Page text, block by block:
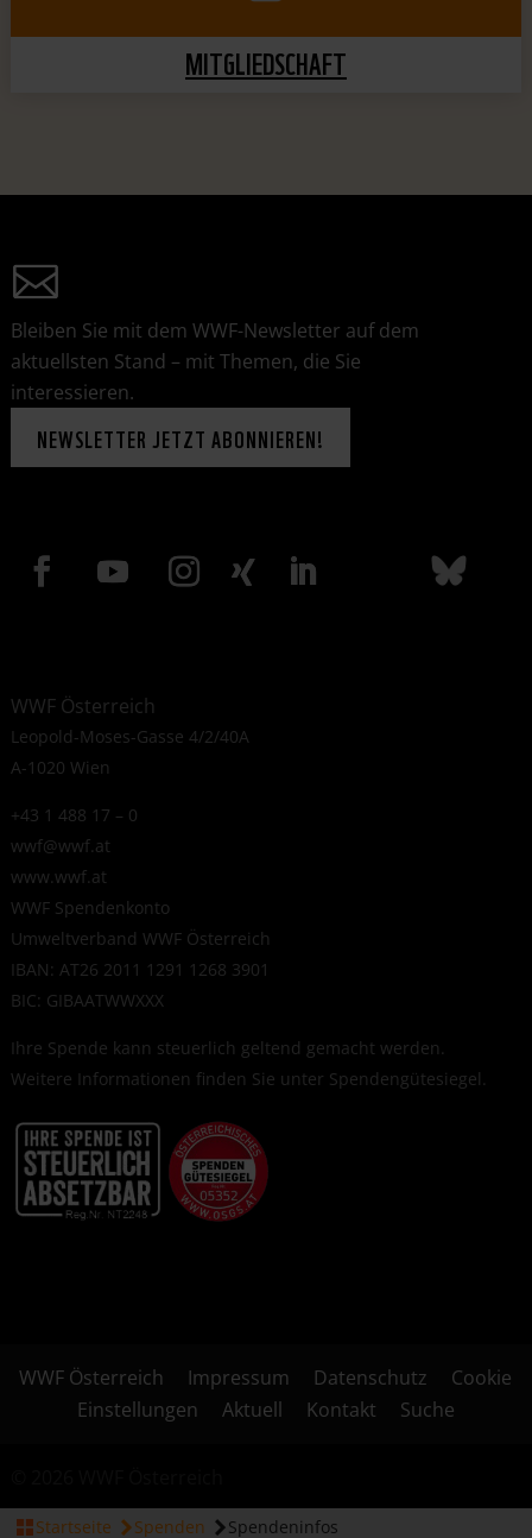
MITGLIEDSCHAFT
Bleiben Sie mit dem WWF-Newsletter auf dem
aktuellsten Stand – mit Themen, die Sie
interessieren.
NEWSLETTER JETZT ABONNIEREN!
WWF Österreich
Leopold-Moses-Gasse 4/2/40A
A-1020 Wien
+43 1 488 17 – 0
wwf@wwf.at
www.wwf.at
WWF Spendenkonto
Umweltverband WWF Österreich
IBAN: AT26 2011 1291 1268 3901
BIC: GIBAATWWXXX
Ihre Spende kann steuerlich geltend gemacht werden.
Weitere Informationen finden Sie unter Spendengütesiegel.
WWF Österreich Impressum Datenschutz
Cookie
Einstellungen
Aktuell Kontakt Suche
Startseite Spenden Spendeninfos